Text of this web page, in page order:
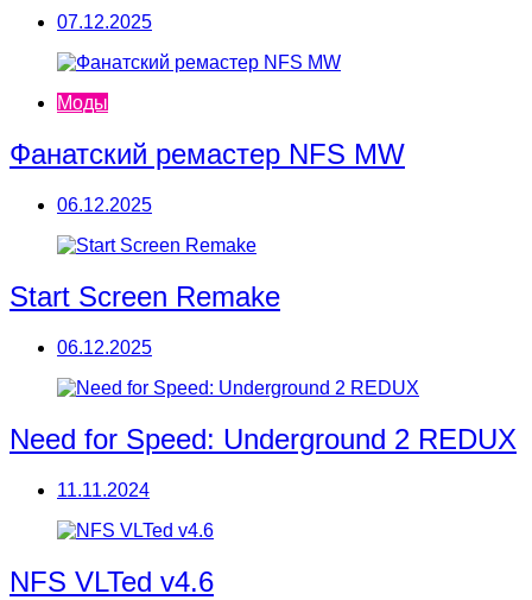
07.12.2025
Моды
Фанатский ремастер NFS MW
06.12.2025
Start Screen Remake
06.12.2025
Need for Speed: Underground 2 REDUX
11.11.2024
NFS VLTed v4.6